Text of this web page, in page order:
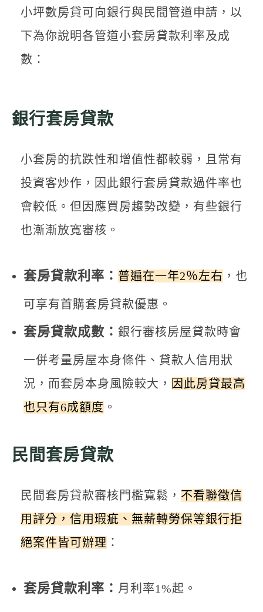
小坪數房貸可向銀行與民間管道申請，以
下為你說明各管道小套房貸款利率及成
數：
銀行套房貸款
小套房的抗跌性和增值性都較弱，且常有
投資客炒作，因此銀行套房貸款過件率也
會較低。但因應買房趨勢改變，有些銀行
也漸漸放寬審核。
套房貸款利率： 普遍在一年2％左右 ，也
可享有首購套房貸款優惠。
套房貸款成數： 銀行審核房屋貸款時會
一併考量房屋本身條件、貸款人信用狀
況，而套房本身風險較大， 因此房貸最高
也只有6成額度 。
民間套房貸款
民間套房貸款審核門檻寬鬆， 不看聯徵信
用評分，信用瑕疵、無薪轉勞保等銀行拒
絕案件皆可辦理 ：
套房貸款利率： 月利率1%起。